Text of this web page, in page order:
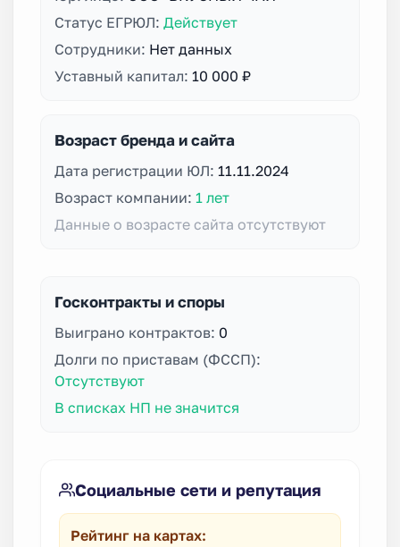
Статус ЕГРЮЛ: Действует
Сотрудники: Нет данных
Уставный капитал: 10 000 ₽
Возраст бренда и сайта
Дата регистрации ЮЛ: 11.11.2024
Возраст компании: 1 лет
Данные о возрасте сайта отсутствуют
Госконтракты и споры
Выиграно контрактов: 0
Долги по приставам (ФССП):
Отсутствуют
В списках НП не значится
Социальные сети и репутация
Рейтинг на картах: